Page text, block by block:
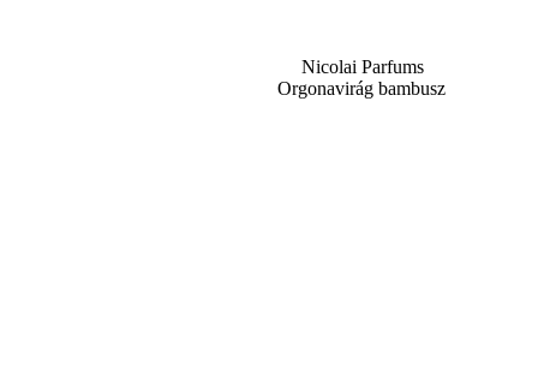
Nicolai Parfums
Orgonavirág bambusz